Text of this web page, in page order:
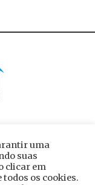
uma
suas
clicar em
todos os cookies.